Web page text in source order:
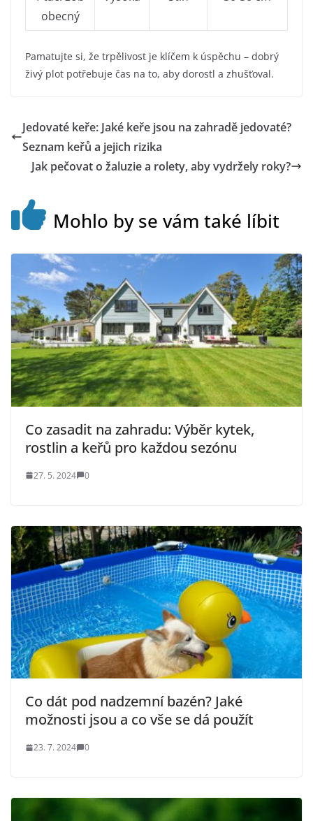
obecný
Pamatujte si, že trpělivost je klíčem k úspěchu – dobrý
živý plot potřebuje čas na to, aby dorostl a zhušťoval.
Jedovaté keře: Jaké keře jsou na zahradě jedovaté?
Seznam keřů a jejich rizika
Jak pečovat o žaluzie a rolety, aby vydržely roky?
Mohlo by se vám také líbit
Co zasadit na zahradu: Výběr kytek,
rostlin a keřů pro každou sezónu
27. 5. 2024 0
Co dát pod nadzemní bazén? Jaké
možnosti jsou a co vše se dá použít
23. 7. 2024 0